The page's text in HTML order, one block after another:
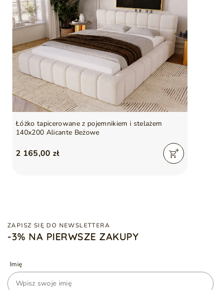
Łóżko tapicerowane z pojemnikiem i stelażem
140x200 Alicante Beżowe
2 165,00 zł
ZAPISZ SIĘ DO NEWSLETTERA
-3% NA PIERWSZE ZAKUPY
Imię